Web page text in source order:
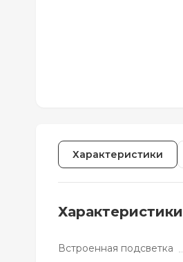
Характеристики
Характеристики
Встроенная подсветка